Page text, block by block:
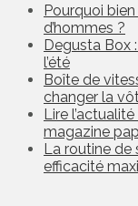
Pourquoi
d’hommes ?
Degusta Box
l’été
Boîte de
changer la
Lire
magazine
La routine de
efficacité